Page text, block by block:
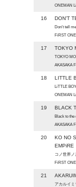
ONEMAN
16 DON'T
Don’t tell
FiRST
17 TOKYO
TOKYO
AKASAKA
18 LITTLE
LiTTLE
ONEMAN
19 BLACK
Black to the
AKASAKA
20
KO NO
EMPiRE
コノ世界ノ
FiRST
21
アカルイミ